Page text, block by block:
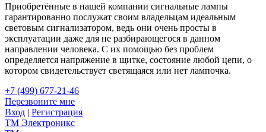
Приобретённые в нашей компании сигнальные лампы
гарантированно послужат своим владельцам идеальным
световым сигнализатором, ведь они очень просты в
эксплуатации даже для не разбирающегося в данном
направлении человека. С их помощью без проблем
определяется напряжение в щитке, состояние любой цепи, о
котором свидетельствует светящаяся или нет лампочка.
+7 (499) 677-21-46
Перезвоните мне
Вход | Регистрация
TM Электроникс